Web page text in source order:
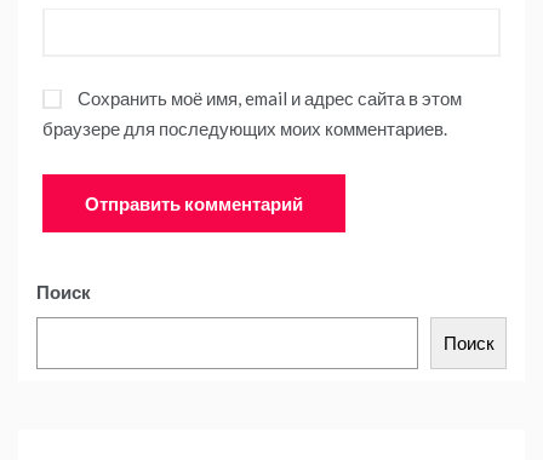
Сохранить моё имя, email и адрес сайта в этом
браузере для последующих моих комментариев.
Поиск
Поиск